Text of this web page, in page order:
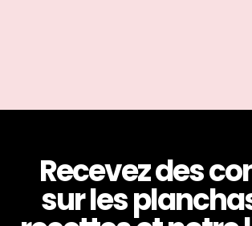
Recevez des
sur les